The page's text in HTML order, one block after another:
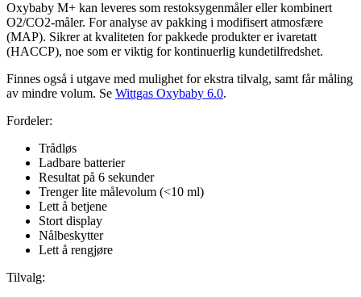
Oxybaby M+ kan leveres som restoksygenmåler eller kombinert
O2/CO2-måler. For analyse av pakking i modifisert atmosfære
(MAP). Sikrer at kvaliteten for pakkede produkter er ivaretatt
(HACCP), noe som er viktig for kontinuerlig kundetilfredshet.
Finnes også i utgave med mulighet for ekstra tilvalg, samt får måling
av mindre volum. Se Wittgas Oxybaby 6.0.
Fordeler:
Trådløs
Ladbare batterier
Resultat på 6 sekunder
Trenger lite målevolum (<10 ml)
Lett å betjene
Stort display
Nålbeskytter
Lett å rengjøre
Tilvalg: